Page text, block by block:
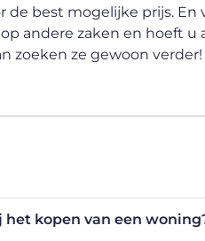
best mogelijke prijs. En
andere zaken en hoeft u
zoeken ze gewoon verder!
kopen van een